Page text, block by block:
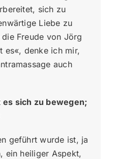
sich zu
Liebe zu
Freude von Jörg
es«, denke ich mir,
auch
es sich zu bewegen;
geführt wurde ist, ja
ein heiliger Aspekt,